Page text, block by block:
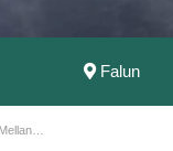
Falun